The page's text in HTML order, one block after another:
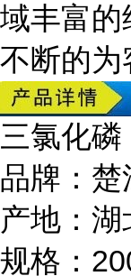
域丰富的
不断的为
三氯化磷
品牌：楚
产地：湖
规格：